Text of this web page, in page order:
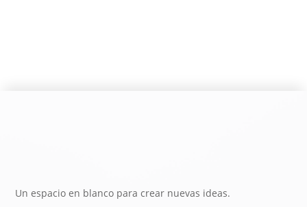
Un espacio en blanco para crear nuevas ideas.